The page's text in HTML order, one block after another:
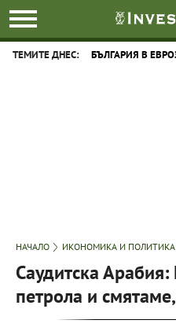
ТЕМИТЕ ДНЕС: БЪЛГАРИЯ В
НАЧАЛО ИКОНОМИКА И ПОЛИТИКА
Саудитска
петрола и